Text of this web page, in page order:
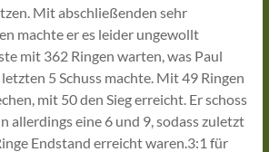
Mit abschließenden sehr
machte er es leider ungewollt
mit 362 Ringen warten, was Paul
5 Schuss machte. Mit 49 Ringen
mit 50 den Sieg erreicht. Er schoss
allerdings eine 6 und 9, sodass zuletzt
Endstand erreicht waren.3:1 für